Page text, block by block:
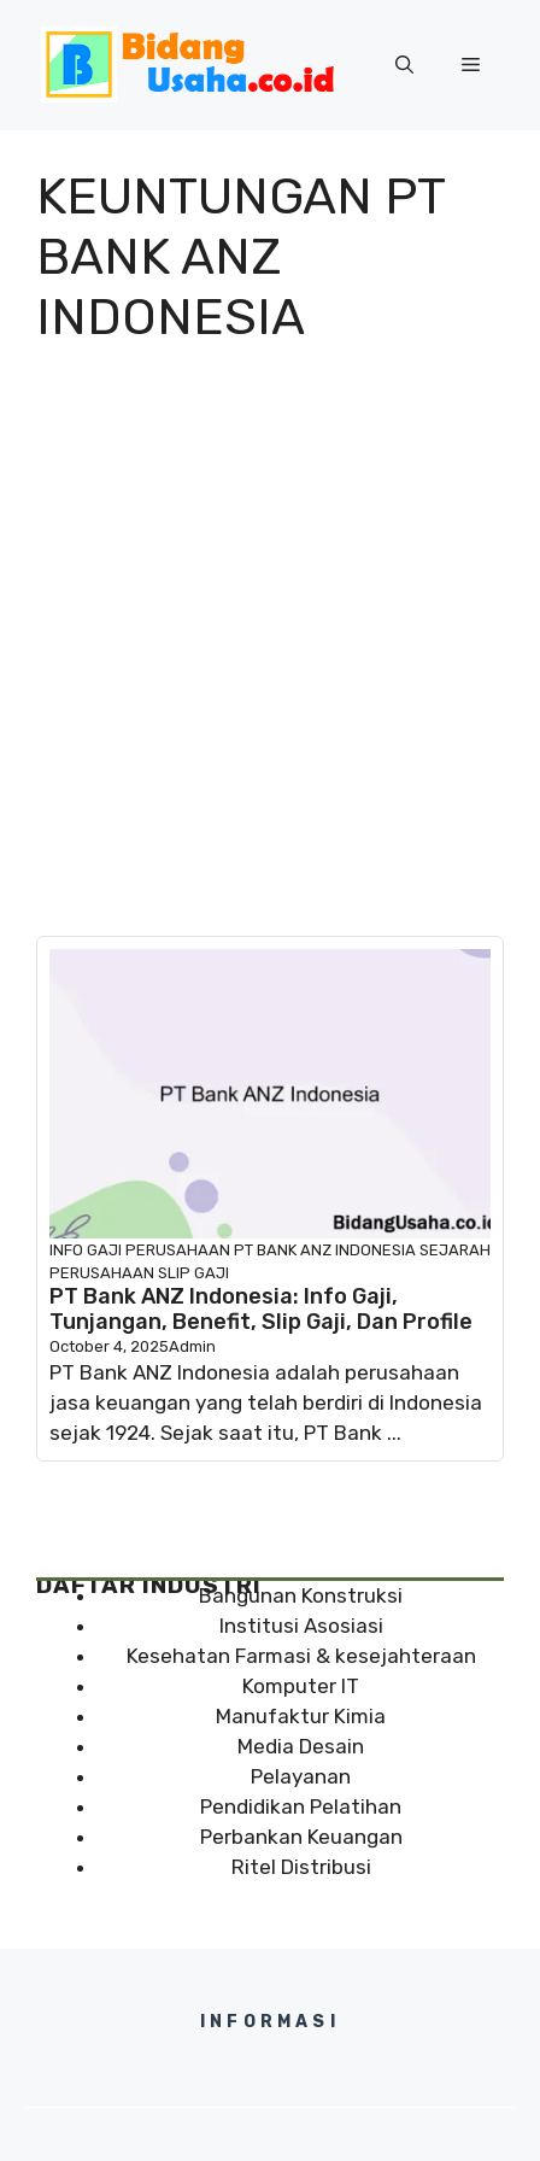
Menu
KEUNTUNGAN PT
BANK ANZ
INDONESIA
INFO GAJI PERUSAHAAN PT BANK ANZ INDONESIA SEJARAH
PERUSAHAAN SLIP GAJI
PT Bank ANZ Indonesia: Info Gaji,
Tunjangan, Benefit, Slip Gaji, Dan Profile
October 4, 2025Admin
PT Bank ANZ Indonesia adalah perusahaan
jasa keuangan yang telah berdiri di Indonesia
sejak 1924. Sejak saat itu, PT Bank ...
DAFTAR INDUSTRIBangunan Konstruksi
Institusi Asosiasi
Kesehatan Farmasi & kesejahteraan
Komputer IT
Manufaktur Kimia
Media Desain
Pelayanan
Pendidikan Pelatihan
Perbankan Keuangan
Ritel Distribusi
INFORMASI